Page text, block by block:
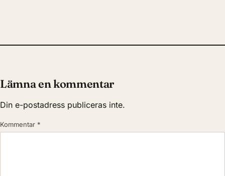
Lämna en kommentar
Din e-postadress publiceras inte.
Kommentar *